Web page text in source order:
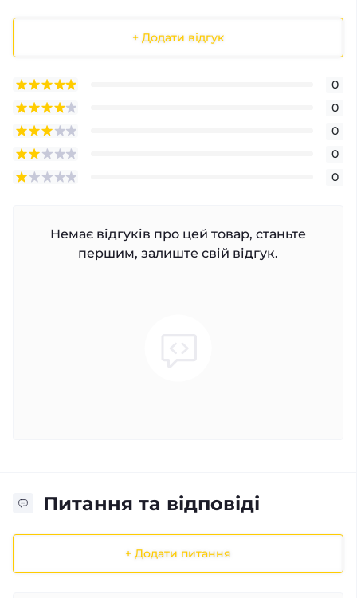
+ Додати відгук
0
0
0
0
0
Немає відгуків про цей товар, станьте
першим, залиште свій відгук.
Питання та відповіді
+ Додати питання